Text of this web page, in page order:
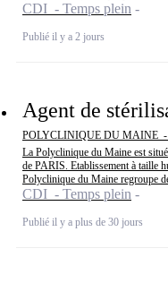
CDI - Temps plein
Publié il y a 2 jours
Agent de
POLYCLINIQUE DU MAINE -
La Polyclinique du Maine est
de PARIS. Etablissement à taille
Polyclinique du Maine regroupe
CDI - Temps plein
Publié il y a plus de 30 jours